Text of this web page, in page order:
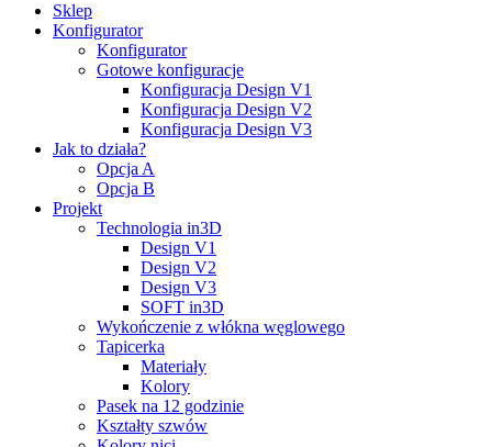
Sklep
Konfigurator
Konfigurator
Gotowe konfiguracje
Konfiguracja Design V1
Konfiguracja Design V2
Konfiguracja Design V3
Jak to działa?
Opcja A
Opcja B
Projekt
Technologia in3D
Design V1
Design V2
Design V3
SOFT in3D
Wykończenie z włókna węglowego
Tapicerka
Materiały
Kolory
Pasek na 12 godzinie
Kształty szwów